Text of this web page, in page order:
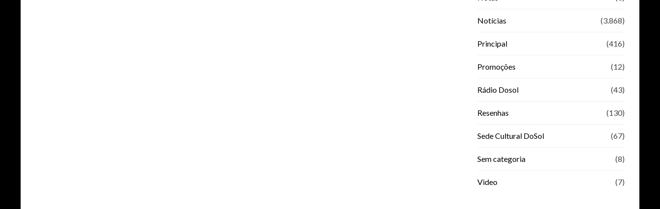
Notícias (3.868)
Principal (416)
Promoções (12)
Rádio Dosol (43)
Resenhas (130)
Sede Cultural DoSol (67)
Sem categoria (8)
Video (7)